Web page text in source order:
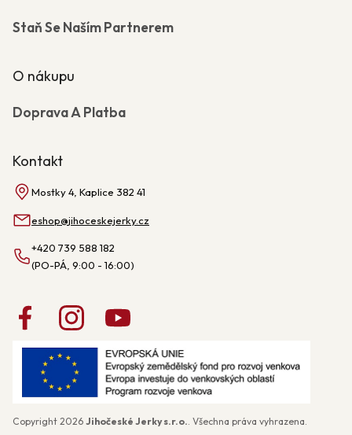
Staň Se Naším Partnerem
O nákupu
Doprava A Platba
Kontakt
Mostky 4, Kaplice 382 41
eshop@jihoceskejerky.cz
+420 739 588 182
Copyright 2026 Jihočeské Jerky s.r.o. . Všechna práva vyhrazena.